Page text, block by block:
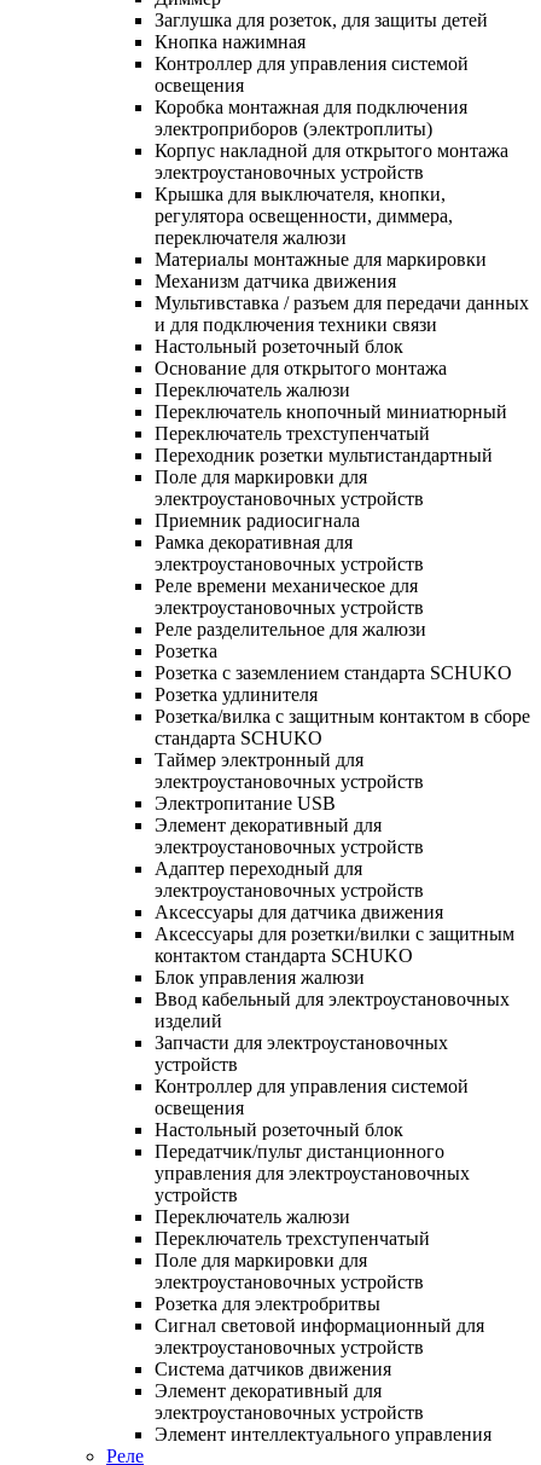
Заглушка для розеток, для защиты детей
Кнопка нажимная
Контроллер для управления системой
освещения
Коробка монтажная для подключения
электроприборов (электроплиты)
Корпус накладной для открытого монтажа
электроустановочных устройств
Крышка для выключателя, кнопки,
регулятора освещенности, диммера,
переключателя жалюзи
Материалы монтажные для маркировки
Механизм датчика движения
Мультивставка / разъем для передачи данных
и для подключения техники связи
Настольный розеточный блок
Основание для открытого монтажа
Переключатель жалюзи
Переключатель кнопочный миниатюрный
Переключатель трехступенчатый
Переходник розетки мультистандартный
Поле для маркировки для
электроустановочных устройств
Приемник радиосигнала
Рамка декоративная для
электроустановочных устройств
Реле времени механическое для
электроустановочных устройств
Реле разделительное для жалюзи
Розетка
Розетка с заземлением стандарта SCHUKO
Розетка удлинителя
Розетка/вилка с защитным контактом в сборе
стандарта SCHUKO
Таймер электронный для
электроустановочных устройств
Электропитание USB
Элемент декоративный для
электроустановочных устройств
Адаптер переходный для
электроустановочных устройств
Аксессуары для датчика движения
Аксессуары для розетки/вилки с защитным
контактом стандарта SCHUKO
Блок управления жалюзи
Ввод кабельный для электроустановочных
изделий
Запчасти для электроустановочных
устройств
Контроллер для управления системой
освещения
Настольный розеточный блок
Передатчик/пульт дистанционного
управления для электроустановочных
устройств
Переключатель жалюзи
Переключатель трехступенчатый
Поле для маркировки для
электроустановочных устройств
Розетка для электробритвы
Сигнал световой информационный для
электроустановочных устройств
Система датчиков движения
Элемент декоративный для
электроустановочных устройств
Элемент интеллектуального управления
Реле